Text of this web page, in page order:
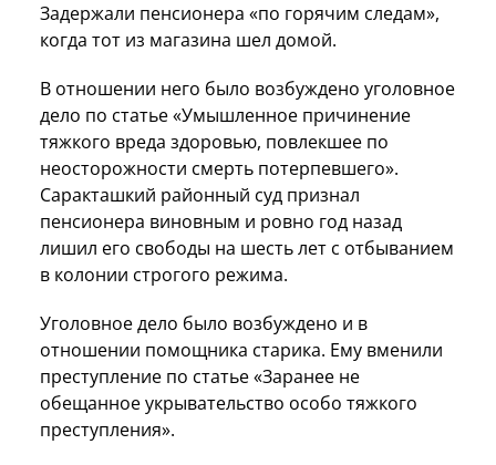
Задержали пенсионера «по горячим следам»,
когда тот из магазина шел домой.
В отношении него было возбуждено уголовное
дело по статье «Умышленное причинение
тяжкого вреда здоровью, повлекшее по
неосторожности смерть потерпевшего».
Саракташкий районный суд признал
пенсионера виновным и ровно год назад
лишил его свободы на шесть лет с отбыванием
в колонии строгого режима.
Уголовное дело было возбуждено и в
отношении помощника старика. Ему вменили
преступление по статье «Заранее не
обещанное укрывательство особо тяжкого
преступления».